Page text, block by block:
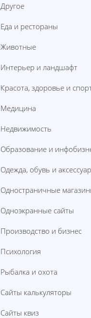
Другое
Еда и рестораны
Животные
Интерьер и ландшафт
Красота, здоровье и
Медицина
Недвижимость
Образование и
Одежда, обувь и
Одностраничные
Одноэкранные сайты
Производство и бизнес
Психология
Рыбалка и охота
Сайты калькуляторы
Сайты квиз